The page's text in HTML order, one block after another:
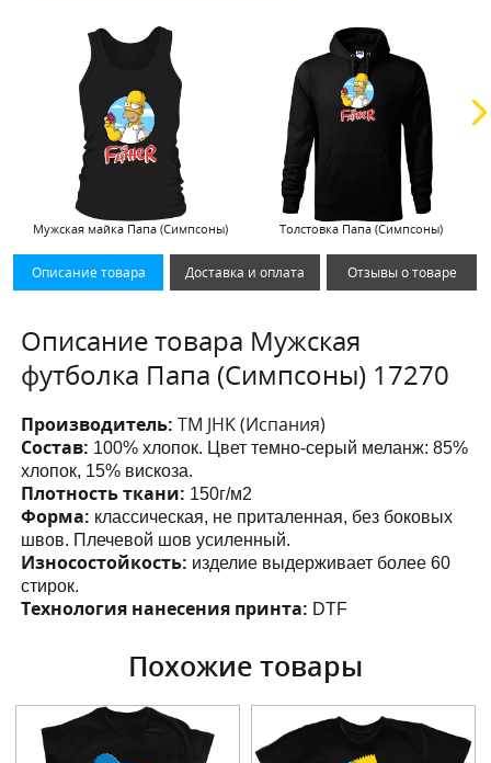
Мужская майка Папа (Симпсоны) Толстовка Папа (Симпсоны)
Описание товара Доставка и оплата Отзывы о товаре
Описание товара Мужская
футболка Папа (Симпсоны) 17270
Производитель:ТМ JHK (Испания)
Состав: 100% хлопок. Цвет темно-серый меланж: 85%
хлопок, 15% вискоза.
Плотность ткани: 150г/м2
Форма: классическая, не приталенная, без боковых
швов. Плечевой шов усиленный.
Износостойкость: изделие выдерживает более 60
стирок.
Технология нанесения принта: DTF
Похожие товары